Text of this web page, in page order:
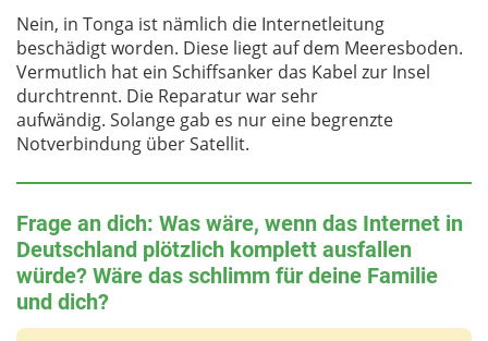
Nein, in Tonga ist nämlich die Internetleitung
beschädigt worden. Diese liegt auf dem Meeresboden.
Vermutlich hat ein Schiffsanker das Kabel zur Insel
durchtrennt. Die Reparatur war sehr
aufwändig. Solange gab es nur eine begrenzte
Notverbindung über Satellit.
Frage an dich: Was wäre, wenn das Internet in
Deutschland plötzlich komplett ausfallen
würde? Wäre das schlimm für deine Familie
und dich?